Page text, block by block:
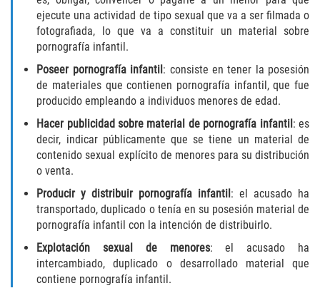
Fabricación de Drogas
Leyes sobre Marihuana en California
Proposición 36
Posesión de Marihuana para la Venta
Posesión De Parafernalia De Drogas
Posesión de una Sustancia
Controlada para la Venta
Posesión de Marihuana
ejecute una actividad de tipo sexual que va a ser filmada o
fotografiada, lo que va a constituir un material sobre
pornografía infantil.
Poseer pornografía infantil : consiste en tener la posesión
de materiales que contienen pornografía infantil, que fue
producido empleando a individuos menores de edad.
Hacer publicidad sobre material de pornografía infantil : es
decir, indicar públicamente que se tiene un material de
contenido sexual explícito de menores para su distribución
o venta.
Producir y distribuir pornografía infantil : el acusado ha
transportado, duplicado o tenía en su posesión material de
pornografía infantil con la intención de distribuirlo.
Explotación sexual de menores: el acusado ha
intercambiado, duplicado o desarrollado material que
contiene pornografía infantil.